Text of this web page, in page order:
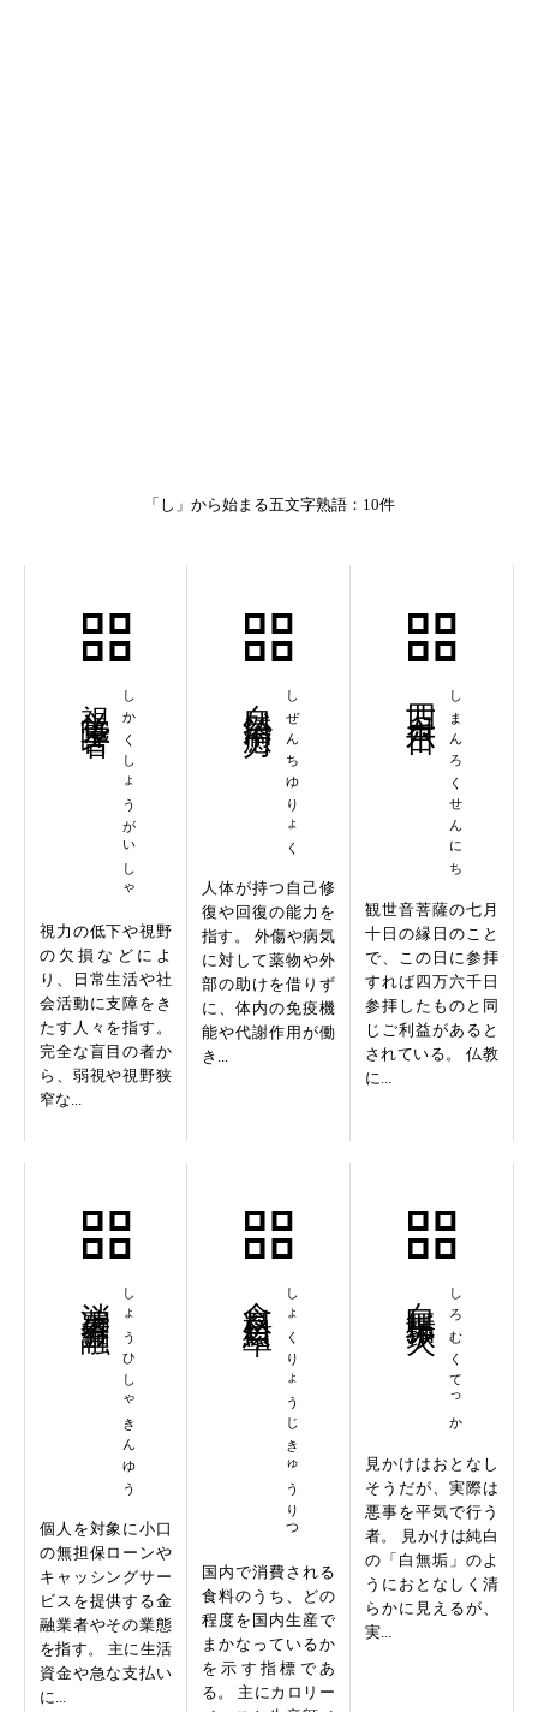
「し」から始まる五文字熟語：10件
しかくしょうがいしゃ
視力の低下や視野
の欠損などによ
り、日常生活や社
会活動に支障をき
たす人々を指す。
完全な盲目の者か
ら、弱視や視野狭
窄な...
しぜんちゆりょく
人体が持つ自己修
復や回復の能力を
指す。 外傷や病気
に対して薬物や外
部の助けを借りず
に、体内の免疫機
能や代謝作用が働
き...
しまんろくせんにち
四万六千日
観世音菩薩の七月
十日の縁日のこと
で、この日に参拝
すれば四万六千日
参拝したものと同
じご利益があると
されている。 仏教
に...
しょうひしゃきんゆう
個人を対象に小口
の無担保ローンや
キャッシングサー
ビスを提供する金
融業者やその業態
を指す。 主に生活
資金や急な支払い
に...
しょくりょうじきゅうりつ
国内で消費される
食料のうち、どの
程度を国内生産で
まかなっているか
を示す指標であ
る。 主にカロリー
しろむくてっか
見かけはおとなし
そうだが、実際は
悪事を平気で行う
者。 見かけは純白
の「白無垢」のよ
うにおとなしく清
らかに見えるが、
実...